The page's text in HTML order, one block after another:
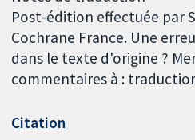
Post-édition effectuée par
Cochrane France. Une
dans le texte d'origine ?
commentaires à :
Citation